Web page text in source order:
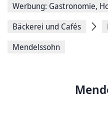
teilen
Seitenlink
Seite
Werbung: Gastronomie,
Bäckerei und Cafés
Mendelssohn